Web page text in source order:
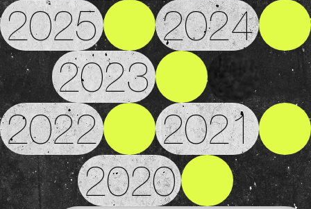
2025
2024
2023
2022
2021
2020